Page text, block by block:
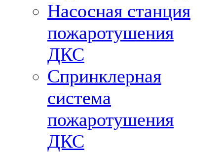
Насосная станция
пожаротушения
ДКС
Спринклерная
система
пожаротушения
ДКС